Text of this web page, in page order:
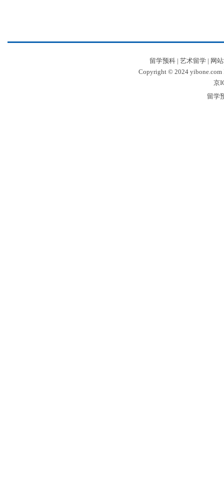
留学预科| 艺术留学| 网
Copyright © 2024 yibone.com
京
留学